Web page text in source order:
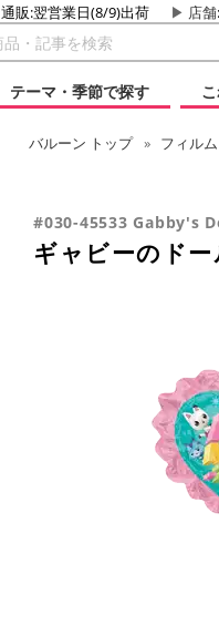
通販:翌営業日(8/9)出荷 店舗
テーマ・季節で探す
バルーン トップ フィルム
#030-45533 Gabby's
ギャビーのド